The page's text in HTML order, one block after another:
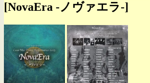
[NovaEra -ノヴァエラ-]